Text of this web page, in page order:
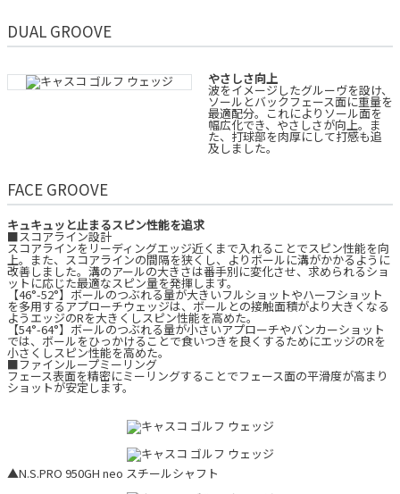
DUAL GROOVE
やさしさ向上
波をイメージしたグルーヴを設け、
ソールとバックフェース面に重量を
最適配分。これによりソール面を
幅広化でき、やさしさが向上。ま
た、打球部を肉厚にして打感も追
及しました。
FACE GROOVE
キュキュッと止まるスピン性能を追求
■スコアライン設計
スコアラインをリーディングエッジ近くまで入れることでスピン性能を向
上。また、スコアラインの間隔を狭くし、よりボールに溝がかかるように
改善しました。溝のアールの大きさは番手別に変化させ、求められるショ
ットに応じた最適なスピン量を発揮します。
【46°-52°】ボールのつぶれる量が大きいフルショットやハーフショット
を多用するアプローチウェッジは、ボールとの接触面積がより大きくなる
ようエッジのRを大きくしスピン性能を高めた。
【54°-64°】ボールのつぶれる量が小さいアプローチやバンカーショット
では、ボールをひっかけることで食いつきを良くするためにエッジのRを
小さくしスピン性能を高めた。
■ファインループミーリング
フェース表面を精密にミーリングすることでフェース面の平滑度が高まり
ショットが安定します。
▲N.S.PRO 950GH neo スチールシャフト